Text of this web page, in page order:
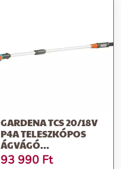
GARDENA TCS 20/18V
P4A TELESZKÓPOS
ÁGVÁGÓ
AKKUMULÁTORRAL
93 990 Ft